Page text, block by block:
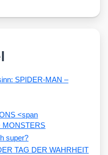
SPIDER-MAN –
<span
MONSTERS
super?
TAG DER WAHRHEIT